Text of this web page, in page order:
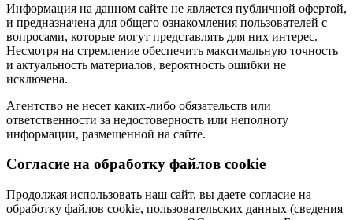
Информация на данном сайте не является публичной офертой,
и предназначена для общего ознакомления пользователей с
вопросами, которые могут представлять для них интерес.
Несмотря на стремление обеспечить максимальную точность
и актуальность материалов, вероятность ошибки не
исключена.
Агентство не несет каких-либо обязательств или
ответственности за недостоверность или неполноту
информации, размещенной на сайте.
Cогласие на обработку файлов cookie
Продолжая использовать наш сайт, вы даете согласие на
обработку файлов cookie, пользовательских данных (сведения